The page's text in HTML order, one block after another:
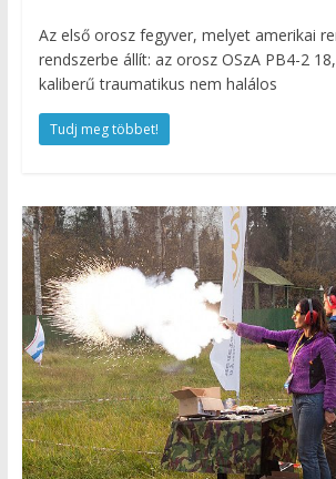
Az első orosz fegyver, melyet amerikai
rendszerbe állít: az orosz OSzA PB4-2
kaliberű traumatikus nem halálos
Tudj meg többet!